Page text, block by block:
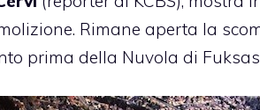
Rimane aperta la
prima della Nuvola di Fuksas